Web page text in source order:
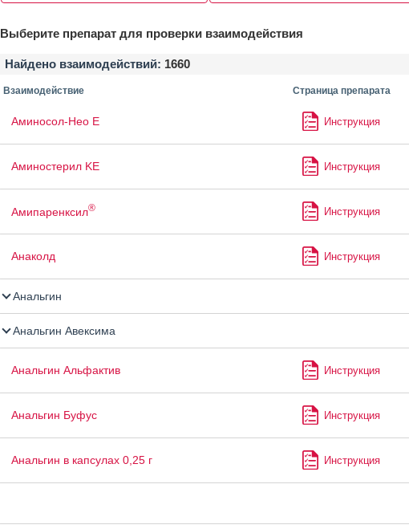
Выберите препарат для проверки взаимодействия
Найдено взаимодействий: 1660
Взаимодействие Страница препарата
Аминосол-Нео Е Инструкция
Аминостерил KE Инструкция
Амипаренксил® Инструкция
Анаколд Инструкция
Анальгин
Анальгин Авексима
Анальгин Альфактив Инструкция
Анальгин Буфус Инструкция
Анальгин в капсулах 0,25 г Инструкция